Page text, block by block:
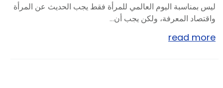
ليس بمناسبة اليوم العالمي للمرأة فقط يجب الحديث عن المرأة
واقتصاد المعرفة، ولكن يجب أن...
read more